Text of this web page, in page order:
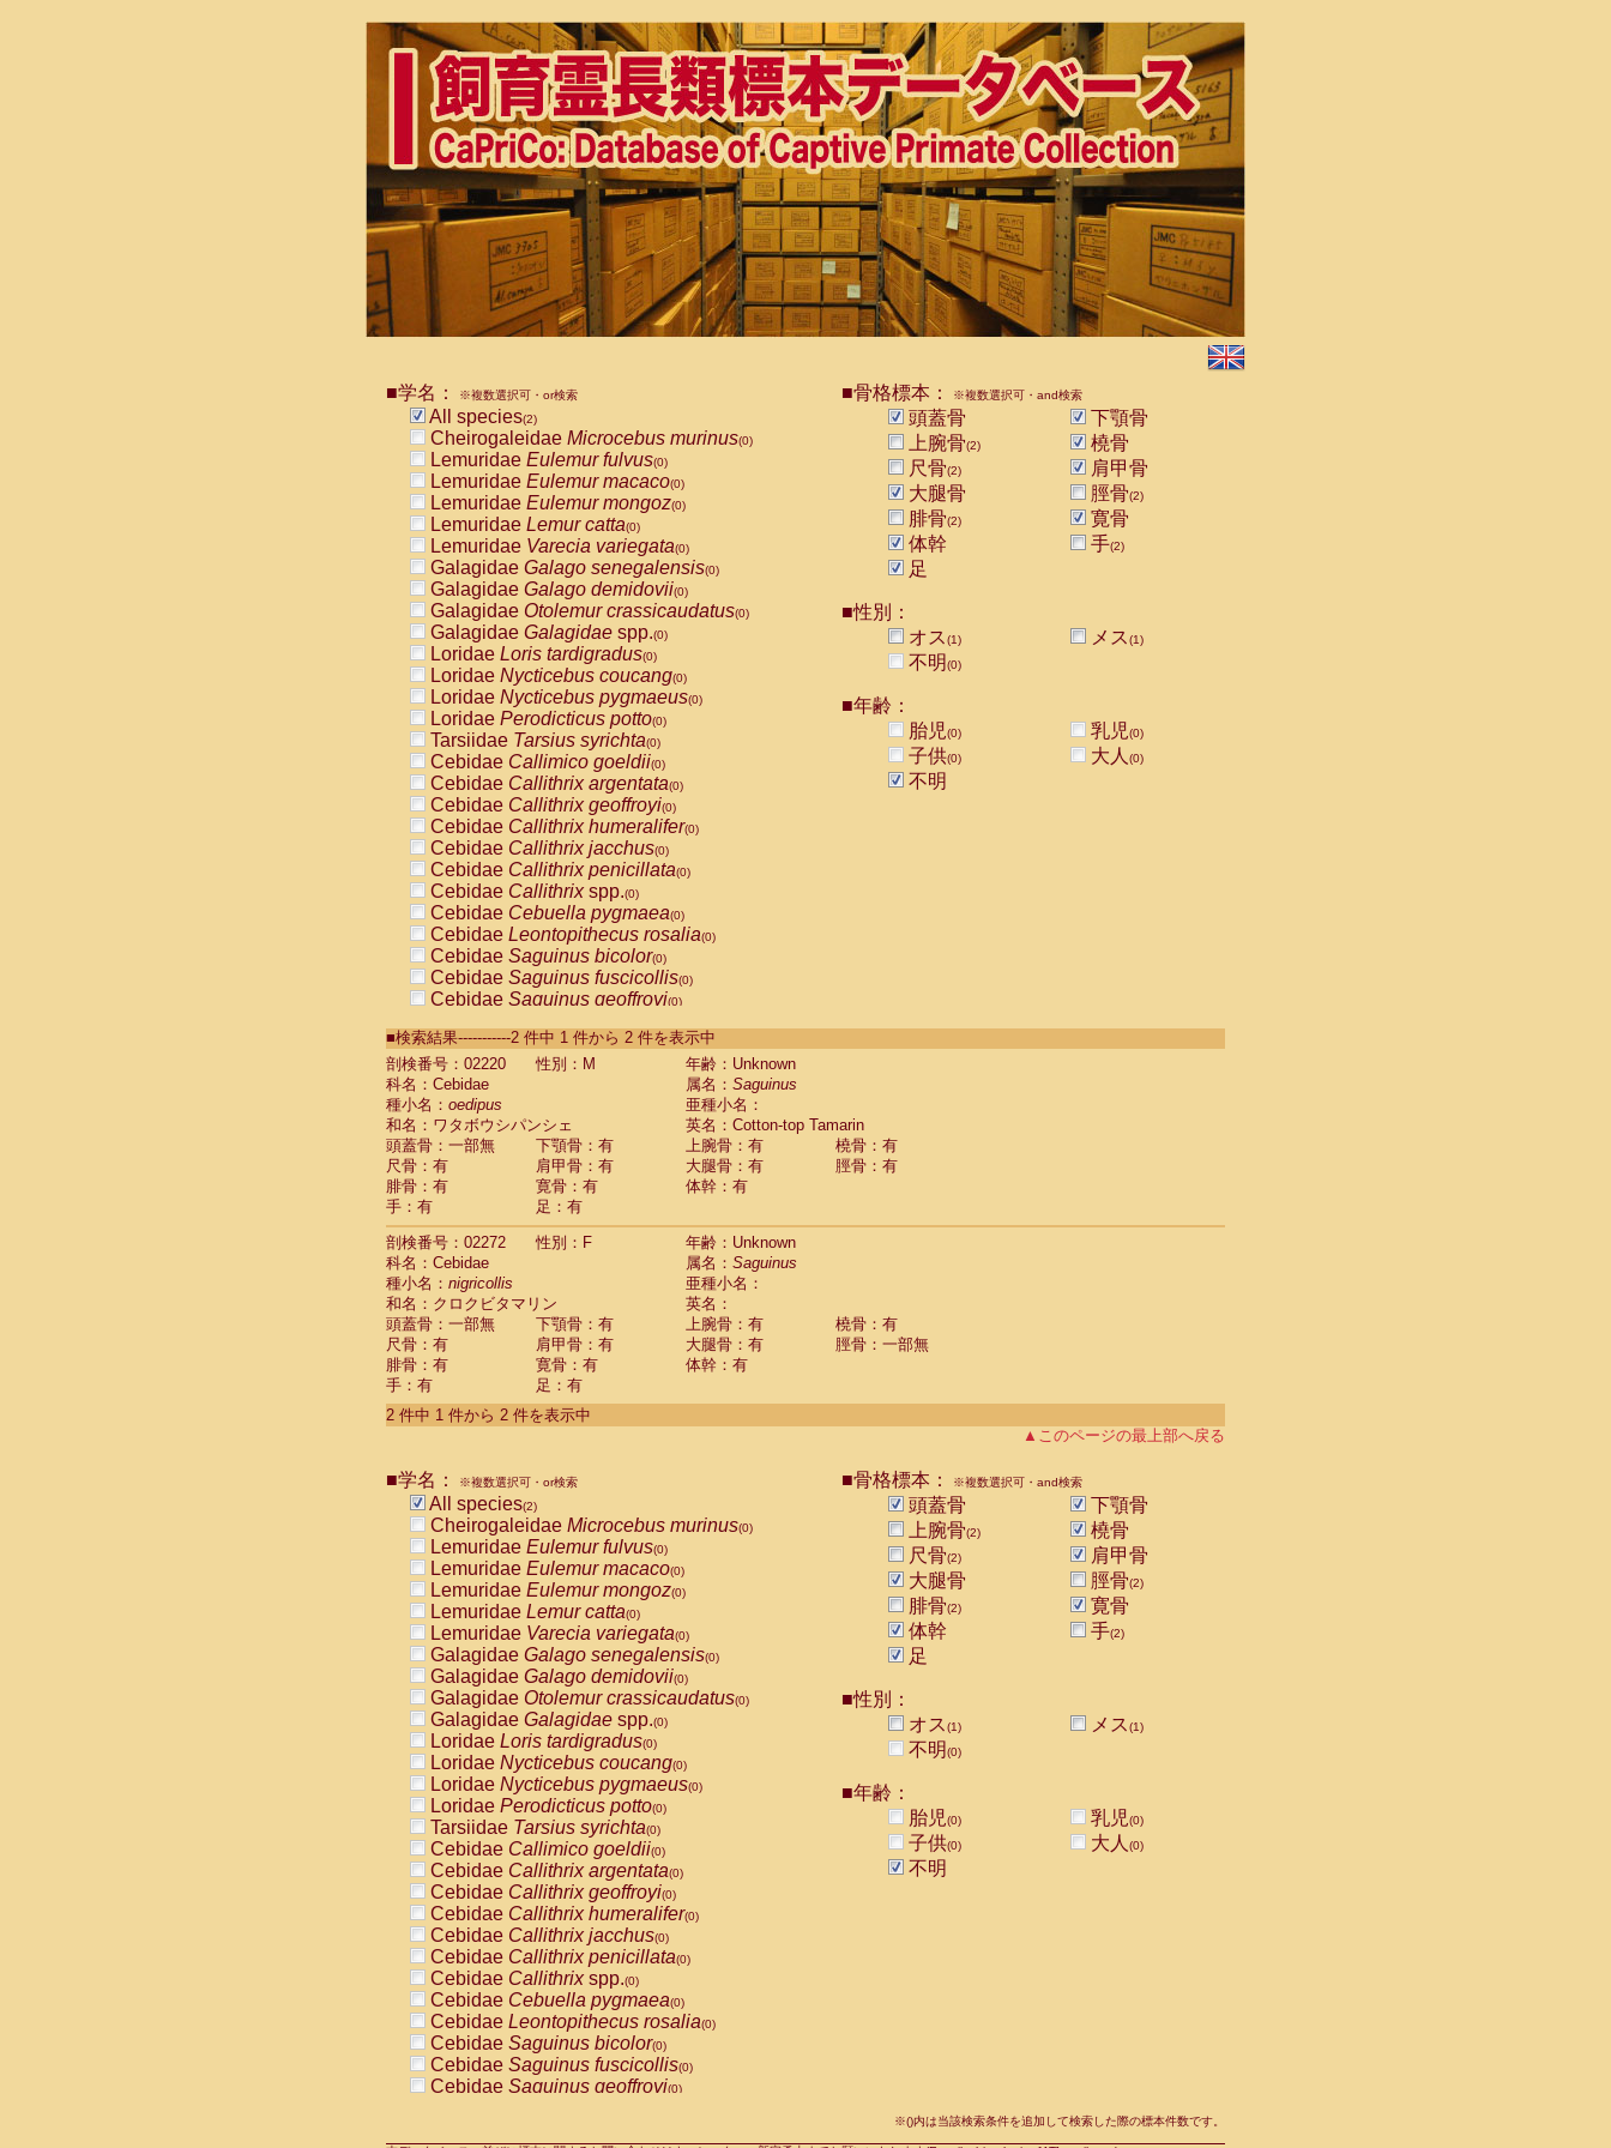
■学名： ※複数選択可・or検索
All species(2)
Cheirogaleidae Microcebus murinus(0)
Lemuridae Eulemur fulvus(0)
Lemuridae Eulemur macaco(0)
Lemuridae Eulemur mongoz(0)
Lemuridae Lemur catta(0)
Lemuridae Varecia variegata(0)
Galagidae Galago senegalensis(0)
Galagidae Galago demidovii(0)
Galagidae Otolemur crassicaudatus(0)
Galagidae Galagidae spp.(0)
Loridae Loris tardigradus(0)
Loridae Nycticebus coucang(0)
Loridae Nycticebus pygmaeus(0)
Loridae Perodicticus potto(0)
Tarsiidae Tarsius syrichta(0)
Cebidae Callimico goeldii(0)
Cebidae Callithrix argentata(0)
Cebidae Callithrix geoffroyi(0)
Cebidae Callithrix humeralifer(0)
Cebidae Callithrix jacchus(0)
Cebidae Callithrix penicillata(0)
Cebidae Callithrixspp.(0)
Cebidae Cebuella pygmaea(0)
Cebidae Leontopithecus rosalia(0)
Cebidae Saguinus bicolor(0)
Cebidae Saguinus fuscicollis(0)
Cebidae Saguinus geoffroyi(0)
CebidaeSaguinus labiatus(0)
Cebidae Saguinus leucopus (0)
Cebidae
Cebidae
CebidaeSaguinus nigricollis (1)
Cebidae Saguinus oedipus
Cebidae Saguinus weddelli
Cebidae Saguinusspp.
Cebidae Aotus trivirgatus
Cebidae Cebus albifrons
Cebidae
CebidaeCebus capucinus
CebidaeCebus nigrivittatus
Cebidae Cebusspp.(0)
Cebidae Saimiri boliviensis
Cebidae Saimiri sciureus
Atelidae Alouatta caraya
AtelidaeAlouatta fusca
AtelidaeAlouatta seniculus
AtelidaeAteles belzebuth
AtelidaeAteles geoffroyi
AtelidaeAteles paniscus(0)
AtelidaeAtelesspp. (0)
AtelidaeLagothrix lagothricha
AtelidaeLagothrix lagothricha cana
PitheciidaeCacajao calvus rubicundus
PitheciidaeCallicebus cupreus
PitheciidaeCallicebus donacophilus
PitheciidaeCallicebus moloch
PitheciidaeCallicebus torquatus(0)
PitheciidaeCallicebusspp.
PitheciidaeChiropotes satanas
PitheciidaePithecia monachus
PitheciidaePithecia pithecia (0)
CercopithecidaeCercocebus agilis
CercopithecidaeCercocebus galeritus chrysogaster
CercopithecidaeCercocebus torquatus atys
CercopithecidaeCercocebus torquatus lunulatus
CercopithecidaeCercocebus torquatus torquatus
CercopithecidaeCercocebushybrid
CercopithecidaeCercocebusspp.
CercopithecidaeLophocebus albigena
CercopithecidaePapio anubis
CercopithecidaePapio cynocephalus
CercopithecidaePapio hamadryas
CercopithecidaePapio papio
CercopithecidaePapiospp.(0)
CercopithecidaeMandrillus leucophaeus
CercopithecidaeMandrillus sphinx
CercopithecidaeMacaca arctoides(0)
■骨格標本： ※複数選択可・and検索
頭蓋骨
下顎骨
上腕骨(2)
橈骨
尺骨(2)
肩甲骨
大腿骨
脛骨(2)
腓骨(2)
寛骨
体幹
手(2)
足
■性別：
オス(1) メス(1)
不明(0)
■年齢：
胎児(0) 乳児(0)
子供(0) 大人 (0)
不明
■検索結果-----------2 件中 1 件から 2 件を表示中
剖検番号：02220
性別：M
年齢：Unknown
科名：Cebidae
属名： Saguinus
種小名： oedipus
亜種小名：
和名：ワタボウシパンシェ
英名：Cotton-top Tamarin
頭蓋骨：一部無
下顎骨：有 上腕骨：有
橈骨：有
尺骨：有
肩甲骨：有 大腿骨：有
脛骨：有
腓骨：有
寛骨：有
体幹：有
手：有
足：有
剖検番号：02272
性別：F
年齢：Unknown
科名：Cebidae
属名： Saguinus
種小名： nigricollis
亜種小名：
和名：クロクビタマリン
英名：
頭蓋骨：一部無
下顎骨：有 上腕骨：有
橈骨：有
尺骨：有
肩甲骨：有 大腿骨：有
脛骨：一部無
腓骨：有
寛骨：有
体幹：有
手：有
足：有
2 件中 1 件から 2 件を表示中
▲このページの最上部へ戻る
■学名： ※複数選択可・or検索
All species(2)
Cheirogaleidae Microcebus murinus(0)
Lemuridae Eulemur fulvus(0)
Lemuridae Eulemur macaco(0)
Lemuridae Eulemur mongoz(0)
Lemuridae Lemur catta(0)
Lemuridae Varecia variegata(0)
Galagidae Galago senegalensis(0)
Galagidae Galago demidovii(0)
Galagidae Otolemur crassicaudatus(0)
Galagidae Galagidae spp.(0)
Loridae Loris tardigradus(0)
Loridae Nycticebus coucang(0)
Loridae Nycticebus pygmaeus(0)
Loridae Perodicticus potto(0)
Tarsiidae Tarsius syrichta(0)
Cebidae Callimico goeldii(0)
Cebidae Callithrix argentata(0)
Cebidae Callithrix geoffroyi(0)
Cebidae Callithrix humeralifer(0)
Cebidae Callithrix jacchus(0)
Cebidae Callithrix penicillata(0)
Cebidae Callithrixspp.(0)
Cebidae Cebuella pygmaea(0)
Cebidae Leontopithecus rosalia(0)
Cebidae Saguinus bicolor(0)
Cebidae Saguinus fuscicollis(0)
Cebidae Saguinus geoffroyi(0)
■骨格標本： ※複数選択可・and検索
頭蓋骨
下顎骨
上腕骨(2)
橈骨
尺骨(2)
肩甲骨
大腿骨
脛骨(2)
腓骨(2)
寛骨
体幹
手(2)
足
■性別：
オス(1) メス(1)
不明(0)
■年齢：
胎児(0) 乳児(0)
子供(0) 大人 (0)
不明
※()内は当該検索条件を追加して検索した際の標本件数です。